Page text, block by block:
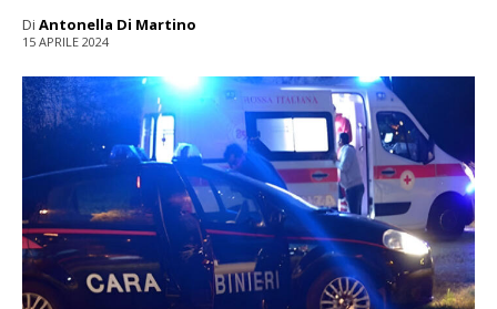
Di Antonella Di Martino
15 APRILE 2024